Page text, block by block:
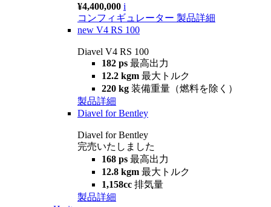
¥4,400,000 i
コンフィギュレーター 製品詳細
new V4 RS 100
Diavel V4 RS 100
182 ps 最高出力
12.2 kgm 最大トルク
220 kg 装備重量（燃料を除く）
製品詳細
Diavel for Bentley
Diavel for Bentley
完売いたしました
168 ps 最高出力
12.8 kgm 最大トルク
1,158cc 排気量
製品詳細